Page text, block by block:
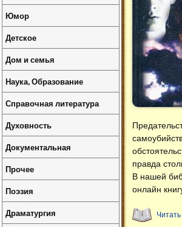
правда
В нашей
онлайн
Юмор
Детское
Дом и семья
Наука, Образование
Справочная литература
Духовность
Документальная
Прочее
Поэзия
Драматургия